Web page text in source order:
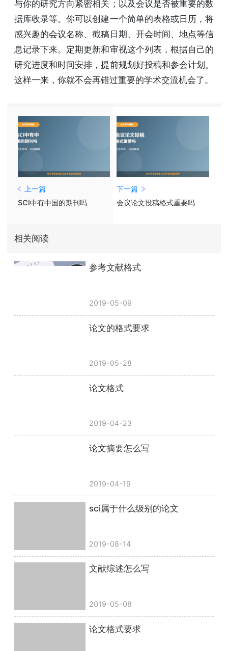
与你的研究方向紧密相关；以及会议是否被重要的数
据库收录等。你可以创建一个简单的表格或日历，将
感兴趣的会议名称、截稿日期、开会时间、地点等信
息记录下来。定期更新和审视这个列表，根据自己的
研究进度和时间安排，提前规划好投稿和参会计划。
这样一来，你就不会再错过重要的学术交流机会了。
上一篇
SCI中有中国的期刊吗
下一篇
会议论文投稿格式重要吗
相关阅读
参考文献格式
2019-05-09
论文的格式要求
2019-05-28
论文格式
2019-04-23
论文摘要怎么写
2019-04-19
sci属于什么级别的论文
2019-08-14
文献综述怎么写
2019-05-08
论文格式要求